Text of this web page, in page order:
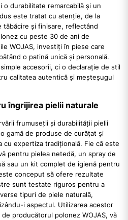
o durabilitate remarcabilă și un
este tratat cu atenție, de la
tăbăcire și finisare, reflectând
cu peste 30 de ani de
WOJAS, investiți în piese care
o patină unică și personală.
accesorii, ci o declarație de stil
calitatea autentică și meșteșugul
îngrijirea pielii naturale
frumuseții și durabilității pielii
gamă de produse de curățat și
cu expertiza tradițională. Fie că este
pentru pielea netedă, un spray de
sau un kit complet de igienă pentru
conceput să ofere rezultate
sunt testate riguros pentru a
tipuri de piele naturală,
i aspectul. Utilizarea acestor
producătorul polonez WOJAS, vă